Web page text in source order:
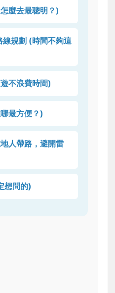
麼去最聰明？)
線規劃 (時間不夠這
不浪費時間)
最方便？)
人帶路，避開雷
想問的)